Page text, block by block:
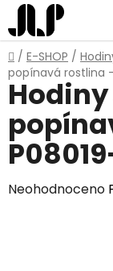
Přejít
na
obsah
Domů
/ E-SHOP /
popínavá rostlina -
Průměrné
Neohodnoceno